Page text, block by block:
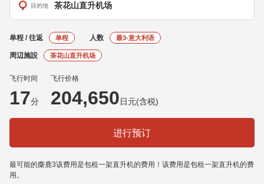
目的地 茶花山直升机场
单程 / 往返 单程 人数 最3-意大利语
周辺施設 茶花山直升机场
飞行时间
17分
飞行价格
204,650日元(含税)
进行预订
最可能的麋鹿3该费用是包租一架直升机的费用！该费用是包租一架直升机的费
用。